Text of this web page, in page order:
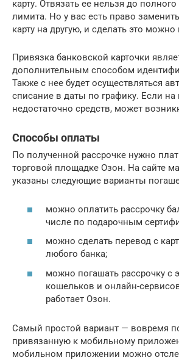
карту. Отвязать ее нельзя до
лимита. Но у вас есть право
карту на другую, и сделать это
Привязка банковской карточки
дополнительным способом
Также с нее будет осуществляться
списание в даты по графику. Если на
недостаточно средств, может
Способы оплаты
По полученной рассрочке нужно
торговой площадке Озон. На сайте
указаны следующие варианты
можно оплатить рассрочку
числе по подарочным
можно сделать перевод с
любого банка;
можно погашать рассрочку с
кошельков и онлайн-
работает Озон.
Самый простой вариант — вовремя
привязанную к мобильному
мобильном приложении можно